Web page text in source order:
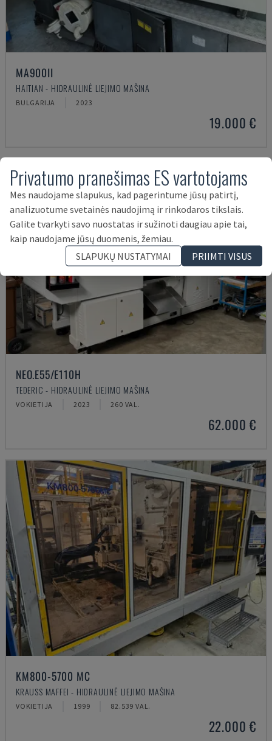
MA900ІІ
HAITIAN - HIDRAULINĖ LIEJIMO MAŠINA
BULGARIJA 2023
19.000 €
NEO.E55/E110H
TEDERIC - HIDRAULINĖ LIEJIMO MAŠINA
VOKIETIJA 2023 260 VAL.
62.000 €
KM800-5700 MC
KRAUSS MAFFEI - HIDRAULINĖ LIEJIMO MAŠINA
VOKIETIJA 1999 82.539 VAL.
22.000 €
Privatumo pranešimas ES vartotojams
Mes naudojame slapukus, kad pagerintume jūsų patirtį,
analizuotume svetainės naudojimą ir rinkodaros tikslais.
Galite tvarkyti savo nuostatas ir sužinoti daugiau apie tai,
kaip naudojame jūsų duomenis, žemiau.
SLAPUKŲ NUSTATYMAI
PRIIMTI VISUS